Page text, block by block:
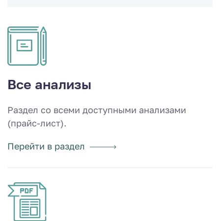
Все анализы
Раздел со всеми доступными анализами
(прайс-лист).
Перейти в раздел